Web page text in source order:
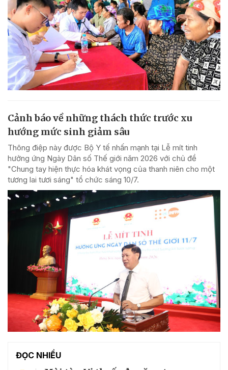
Cảnh báo về những thách thức trước xu
hướng mức sinh giảm sâu
Thông điệp này được Bộ Y tế nhấn mạnh tại Lễ mít tinh
hưởng ứng Ngày Dân số Thế giới năm 2026 với chủ đề
"Chung tay hiện thực hóa khát vọng của thanh niên cho một
tương lai tươi sáng" tổ chức sáng 10/7.
ĐỌC NHIỀU